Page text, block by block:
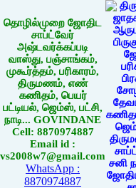
தொழில்முறை ஜோதிட
சாப்ட்வேர்
அஷ்டவர்க்கப்படி
வாஸ்து, பஞ்சாங்கம்,
முகூர்த்தம், பரிகாரம்,
திருமணம், எண்
கணிதம், பெயர்
பட்டியல், ஜெம்ஸ், பட்சி,
நாடி... GOVINDANE
Cell: 8870974887
Email id :
vs2008w7@gmail.com
WhatsApp :
8870974887